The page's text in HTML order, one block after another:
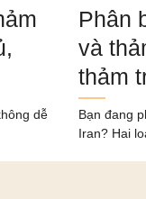
dễ
Phân
và
thảm
Bạn đang
Iran? Hai